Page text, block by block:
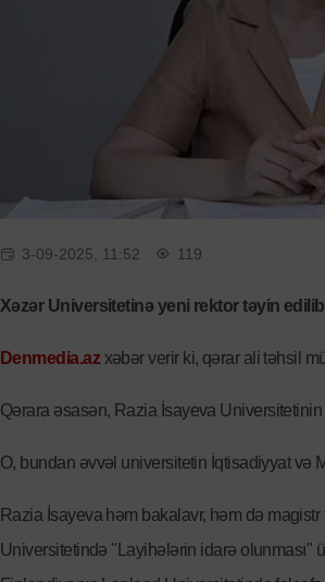
3-09-2025, 11:52 119
Xəzər Universitetinə yeni rektor təyin
Denmedia.az xəbər verir ki, qərar ali təhsil
Qərara əsasən, Razia İsayeva
O, bundan əvvəl universitetin İqtisadiyyat və
Razia İsayeva həm bakalavr, həm də
Universitetində "Layihələrin idarə olunması"